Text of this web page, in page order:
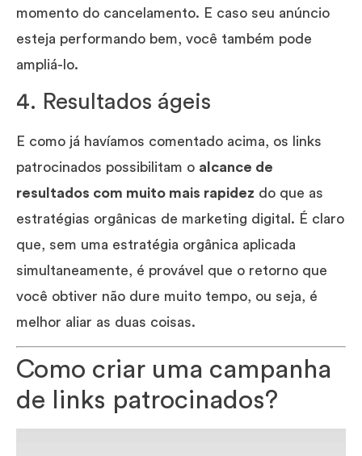
momento do cancelamento. E caso seu anúncio
esteja performando bem, você também pode
ampliá-lo.
4. Resultados ágeis
E como já havíamos comentado acima, os links
patrocinados possibilitam o alcance de
resultados com muito mais rapidez do que as
estratégias orgânicas de marketing digital. É claro
que, sem uma estratégia orgânica aplicada
simultaneamente, é provável que o retorno que
você obtiver não dure muito tempo, ou seja, é
melhor aliar as duas coisas.
Como criar uma campanha
de links patrocinados?